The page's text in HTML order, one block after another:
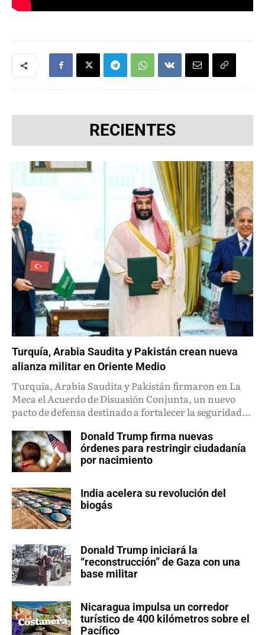
RECIENTES
Turquía, Arabia Saudita y Pakistán crean nueva
alianza militar en Oriente Medio
Turquía, Arabia Saudita y Pakistán firmaron en La
Meca el Acuerdo de Disuasión Conjunta, un nuevo
pacto de defensa destinado a fortalecer la seguridad...
Donald Trump firma nuevas
órdenes para restringir ciudadanía
por nacimiento
India acelera su revolución del
biogás
Donald Trump iniciará la
“reconstrucción” de Gaza con una
base militar
Nicaragua impulsa un corredor
turístico de 400 kilómetros sobre el
Pacífico